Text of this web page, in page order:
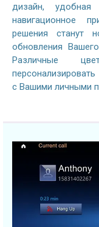
дизайн, удобная
навигационное
решения станут
обновления
Различные
с Вашими личными